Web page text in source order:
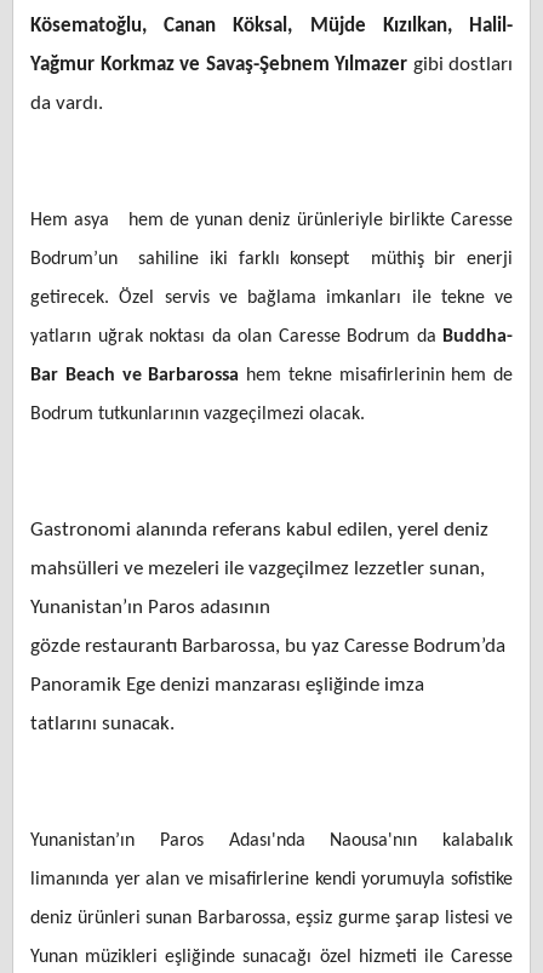
Kösematoğlu, Canan Köksal,
Müjde Kızılkan, Halil-
Yağmur Korkmaz ve Savaş-Şebnem Yılmazer gibi dostları
da vardı.
Hem asya hem de yunan deniz ürünleriyle birlikte Caresse
Bodrum’un sahiline iki farklı konsept müthiş bir enerji
getirecek. Özel servis ve bağlama imkanları ile tekne ve
yatların uğrak noktası da olan Caresse Bodrum da Buddha-
Bar Beach ve Barbarossa hem tekne misafirlerinin hem de
Bodrum tutkunlarının vazgeçilmezi olacak.
Gastronomi alanında referans kabul edilen, yerel deniz
mahsülleri ve mezeleri ile vazgeçilmez lezzetler sunan,
Yunanistan’ın Paros adasının
gözde restaurantı Barbarossa, bu yaz Caresse Bodrum’da
Panoramik Ege denizi manzarası eşliğinde imza
tatlarını sunacak.
Yunanistan’ın Paros Adası'nda Naousa'nın kalabalık
limanında yer alan ve misafirlerine kendi yorumuyla sofistike
deniz ürünleri sunan Barbarossa, eşsiz gurme şarap listesi ve
Yunan müzikleri eşliğinde sunacağı özel hizmeti ile Caresse